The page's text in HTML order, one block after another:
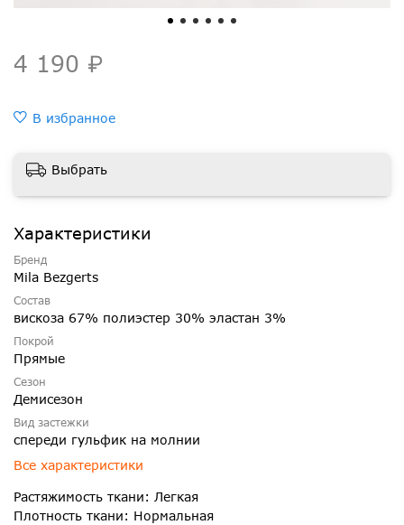
4 190 ₽
В избранное
Выбрать
Характеристики
Бренд
Mila Bezgerts
Состав
вискоза 67% полиэстер 30% эластан 3%
Покрой
Прямые
Сезон
Демисезон
Вид застежки
спереди гульфик на молнии
Все характеристики
Растяжимость ткани: Легкая
Плотность ткани: Нормальная